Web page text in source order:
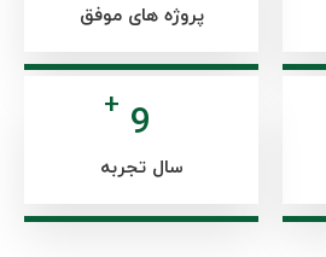
پروژه های موفق
12
+
سال تجربه